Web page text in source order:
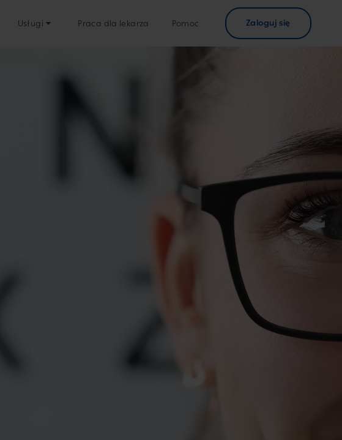
Usługi Praca dla lekarza Pomoc Zaloguj się